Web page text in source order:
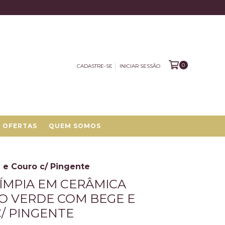
CADASTRE-SE INICIAR SESSÃO 0
OFERTAS QUEM SOMOS
Couro c/ Pingente
EM CERÂMICA
VERDE COM BEGE E
PINGENTE